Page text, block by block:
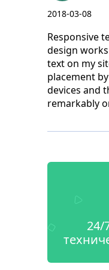
2018-03-08
Responsive
design
text on my
placement
devices and
remarkably
24/